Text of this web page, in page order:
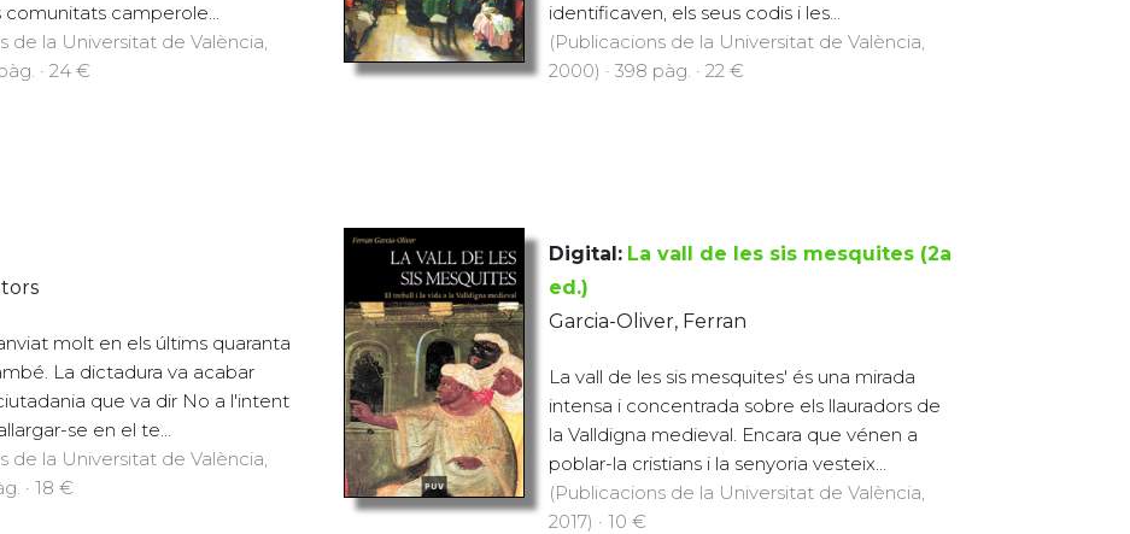
comunitats camperole...
de la Universitat de València,
· 24 €
identificaven, els seus codis i les...
(Publicacions de la Universitat de València,
2000) · 398 pàg. · 22 €
molt en els últims quaranta
La dictadura va acabar
que va dir No a l'intent
se en el te...
de la Universitat de València,
· 18 €
Digital: La vall de les sis mesquites (2a
ed.)
Garcia-Oliver, Ferran
La vall de les sis mesquites' és una mirada
intensa i concentrada sobre els llauradors de
la Valldigna medieval. Encara que vénen a
poblar-la cristians i la senyoria vesteix...
(Publicacions de la Universitat de València,
2017) · 10 €